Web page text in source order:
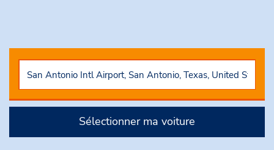
Sélectionner ma voiture